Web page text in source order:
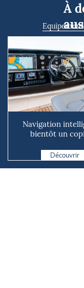
À
Navigation
bientôt un
Découvrir